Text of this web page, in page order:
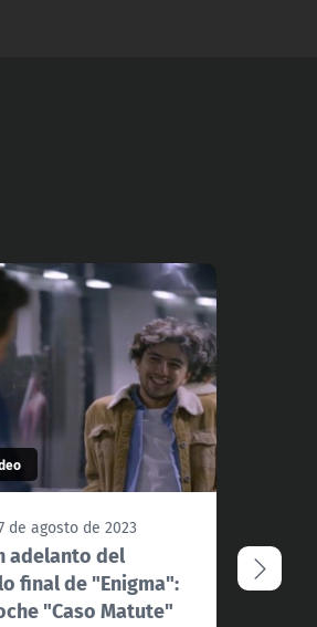
de agosto de 2023
adelanto del
final de "Enigma":
"Caso Matute"
Hoy